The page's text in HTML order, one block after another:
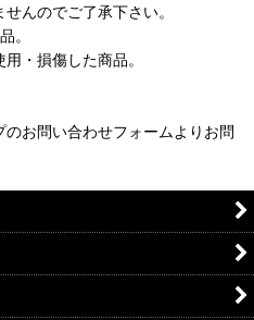
んのでご了承下さい。
。
・損傷した商品。
お問い合わせフォームよりお問